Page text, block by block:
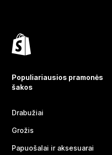
Populiariausios pramonės
šakos
Drabužiai
Grožis
Papuošalai ir aksesuarai